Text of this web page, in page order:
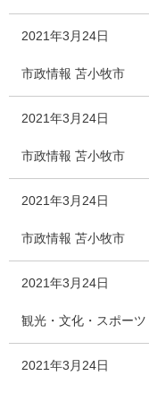
2021年3月24日
市政情報 苫小牧市
2021年3月24日
市政情報 苫小牧市
2021年3月24日
市政情報 苫小牧市
2021年3月24日
観光・文化・スポーツ
2021年3月24日